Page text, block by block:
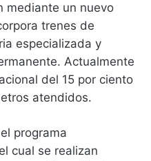
mediante un nuevo
trenes de
especializada y
Actualmente
del 15 por ciento
atendidos.
programa
cual se realizan